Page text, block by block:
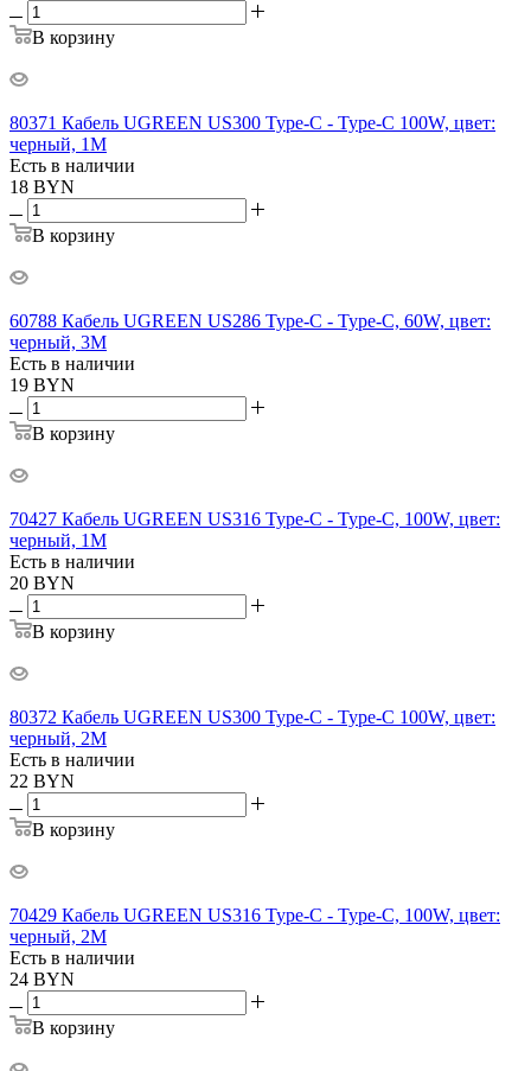
В корзину
80371 Кабель UGREEN US300 Type-C - Type-C 100W, цвет:
черный, 1M
Есть в наличии
18 BYN
В корзину
60788 Кабель UGREEN US286 Type-C - Type-C, 60W, цвет:
черный, 3M
Есть в наличии
19 BYN
В корзину
70427 Кабель UGREEN US316 Type-C - Type-C, 100W, цвет:
черный, 1M
Есть в наличии
20 BYN
В корзину
80372 Кабель UGREEN US300 Type-C - Type-C 100W, цвет:
черный, 2M
Есть в наличии
22 BYN
В корзину
70429 Кабель UGREEN US316 Type-C - Type-C, 100W, цвет:
черный, 2M
Есть в наличии
24 BYN
В корзину